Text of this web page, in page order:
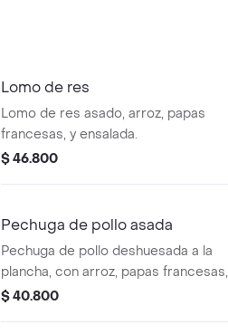
Lomo de res
Lomo de res asado, arroz, papas
francesas, y ensalada.
$ 46.800
Pechuga de pollo asada
Pechuga de pollo deshuesada a la
plancha, con arroz, papas francesas,
maduro, y ensalada .
$ 40.800